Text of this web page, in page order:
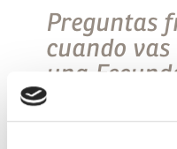
Preguntas
cuando
una
¿Qué es una FIV?